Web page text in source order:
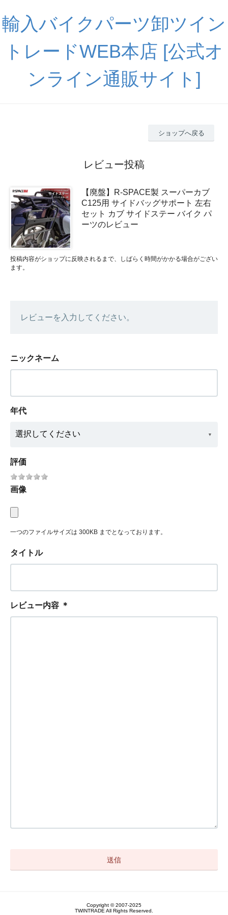
輸入バイクパーツ卸ツイン
トレードWEB本店 [公式オ
ンライン通販サイト]
ショップへ戻る
レビュー投稿
【廃盤】R-SPACE製 スーパーカブ
C125用 サイドバッグサポート 左右
セット カブ サイドステー バイク パ
ーツのレビュー
投稿内容がショップに反映されるまで、しばらく時間がかかる場合がござい
ます。
レビューを入力してください。
ニックネーム
年代
評価
画像
一つのファイルサイズは 300KB までとなっております。
タイトル
レビュー内容 ＊
Copyright © 2007-2025
TWINTRADE All Rights Reserved.